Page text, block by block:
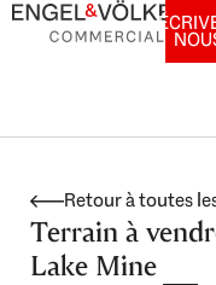
Aller
Retour à toutes
Terrain à
Lake Mine